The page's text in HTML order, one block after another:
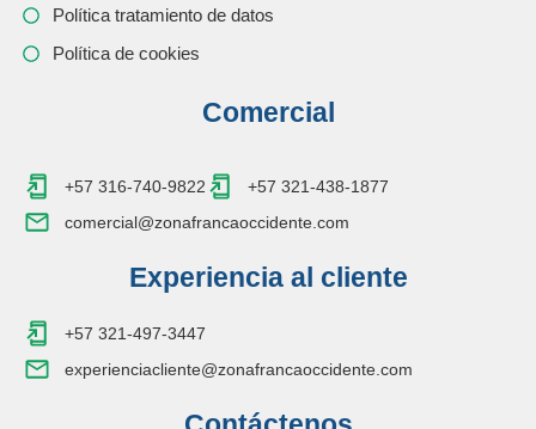
Política tratamiento de datos
Política de cookies
Comercial
+57 316-740-9822
+57 321-438-1877
comercial@zonafrancaoccidente.com
Experiencia al cliente
+57 321-497-3447
experienciacliente@zonafrancaoccidente.com